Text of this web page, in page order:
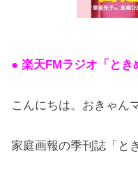
● 楽天FMラジオ「と
こんにちは。おきゃん
家庭画報の季刊誌「と